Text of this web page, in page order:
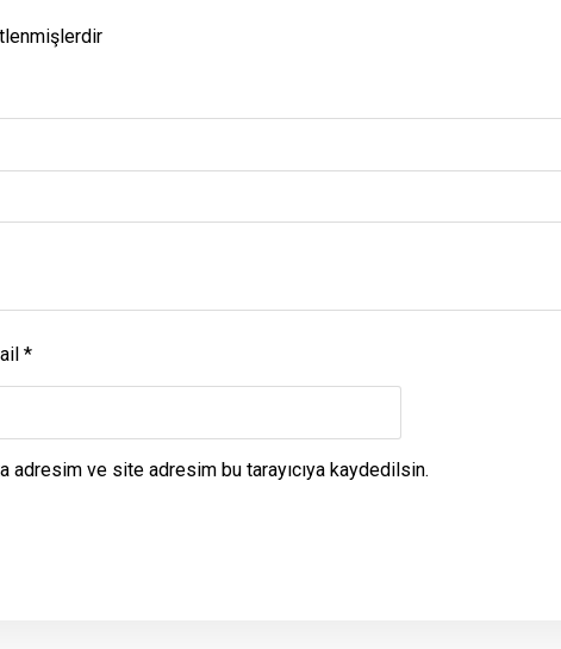
*
adresim ve site adresim bu tarayıcıya kaydedilsin.